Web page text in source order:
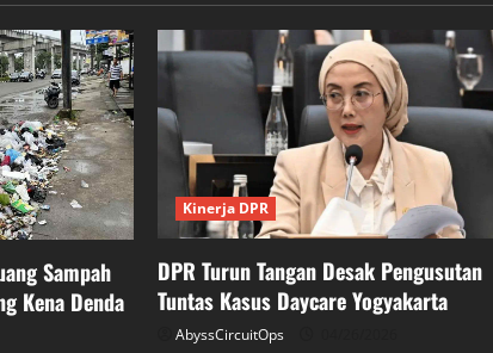
Sampah
Kena Denda
Kinerja DPR
DPR Turun Tangan Desak Pengusutan
Tuntas Kasus Daycare Yogyakarta
AbyssCircuitOps